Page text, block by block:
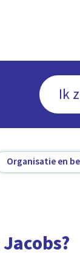
Organisatie en